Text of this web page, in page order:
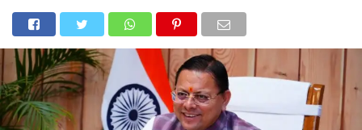
उत्तराखंड अल्मोड़ाउत्तरकाशी उधम सिंह नगरचंपावत चमोली
टिहरी गढ़वाल
देहरादूननैनीतालपिथौरागढ़ पौड़ी गढ़वालबागेश्वर रुद्रप्रयाग हरिद्वार देश
दुनिया
मनोरंजन